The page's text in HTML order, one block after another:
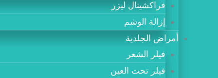
فراكشينال ليزر
إزالة الوشم
أمراض الجلدية
فيلر الشعر
فيلر تحت العين